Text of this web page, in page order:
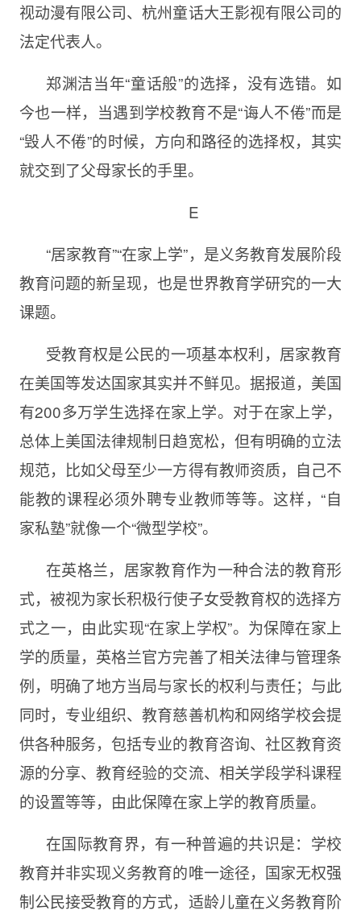
视动漫有限公司、杭州童话大王影视有限公司的
法定代表人。
郑渊洁当年“童话般”的选择，没有选错。如
今也一样，当遇到学校教育不是“诲人不倦”而是
“毁人不倦”的时候，方向和路径的选择权，其实
就交到了父母家长的手里。
E
“居家教育”“在家上学”，是义务教育发展阶段
教育问题的新呈现，也是世界教育学研究的一大
课题。
受教育权是公民的一项基本权利，居家教育
在美国等发达国家其实并不鲜见。据报道，美国
有200多万学生选择在家上学。对于在家上学，
总体上美国法律规制日趋宽松，但有明确的立法
规范，比如父母至少一方得有教师资质，自己不
能教的课程必须外聘专业教师等等。这样，“自
家私塾”就像一个“微型学校”。
在英格兰，居家教育作为一种合法的教育形
式，被视为家长积极行使子女受教育权的选择方
式之一，由此实现“在家上学权”。为保障在家上
学的质量，英格兰官方完善了相关法律与管理条
例，明确了地方当局与家长的权利与责任；与此
同时，专业组织、教育慈善机构和网络学校会提
供各种服务，包括专业的教育咨询、社区教育资
源的分享、教育经验的交流、相关学段学科课程
的设置等等，由此保障在家上学的教育质量。
在国际教育界，有一种普遍的共识是：学校
教育并非实现义务教育的唯一途径，国家无权强
制公民接受教育的方式，适龄儿童在义务教育阶